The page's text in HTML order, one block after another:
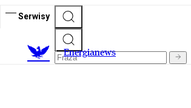
Serwisy
Energianews